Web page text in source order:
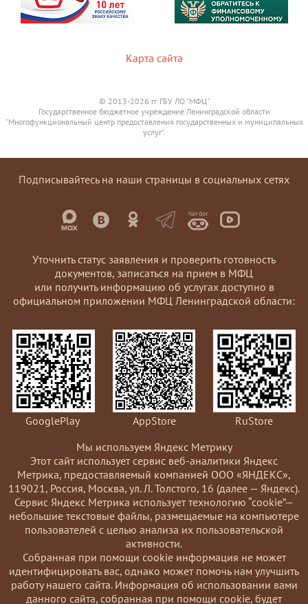
Карта сайта
© 2013-2026 гг. ГБУ ЛО "МФЦ"
Государственное бюджетное учреждение Ленинградской области
"Многофункциональный центр предоставления государственных и муниципальных
услуг".
Подписывайтесь на наши страницы в социальных сетях
Уточнить статус заявления и проверить готовность
документов, записаться на прием в МФЦ
или получить информацию об услугах доступно в
официальном приложении МФЦ Ленинградской области:
GooglePlay AppStore
RuStore
Мы используем Яндекс Метрику
Этот сайт использует сервис веб-аналитики Яндекс
Метрика, предоставляемый компанией ООО «ЯНДЕКС»,
119021, Россия, Москва, ул. Л. Толстого, 16 (далее — Яндекс).
Сервис Яндекс Метрика использует технологию “cookie”—
небольшие текстовые файлы, размещаемые на компьютере
пользователей с целью анализа их пользовательской
активности.
Coбранная при помощи cookie информация не может
идентифицировать вас, однако может помочь нам улучшить
работу нашего сайта. Информация об использовании вами
данного сайта, собранная при помощи cookie, будет